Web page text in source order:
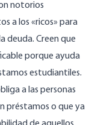
notorios
a los «ricos» para
deuda. Creen que
porque ayuda
estudiantiles.
a las personas
préstamos o que ya